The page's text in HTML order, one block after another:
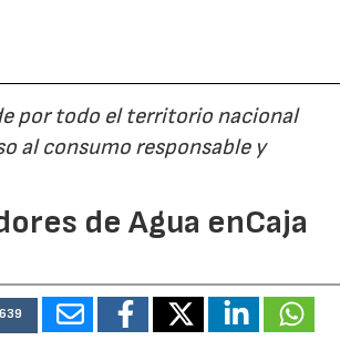
por todo el territorio nacional
al consumo responsable y
de Agua enCaja
639